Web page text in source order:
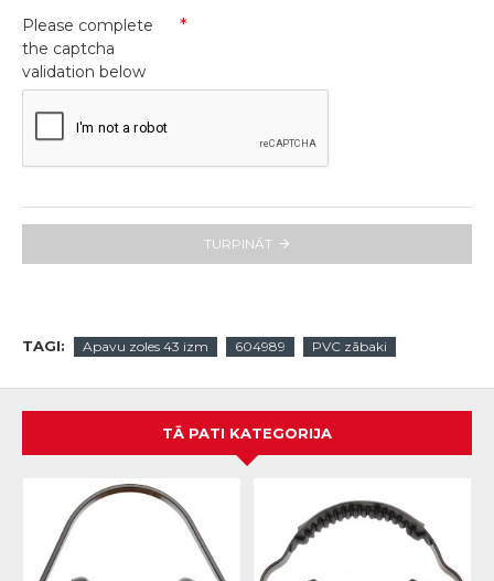
Please complete
the captcha
validation below
TURPINĀT
TAGI: Apavu zoles 43 izm 604989 PVC zābaki
TĀ PATI KATEGORIJA